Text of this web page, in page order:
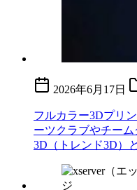
2026年6月17日
フルカラー3Dプリ
ーツクラブやチー
3D（トレンド3D）